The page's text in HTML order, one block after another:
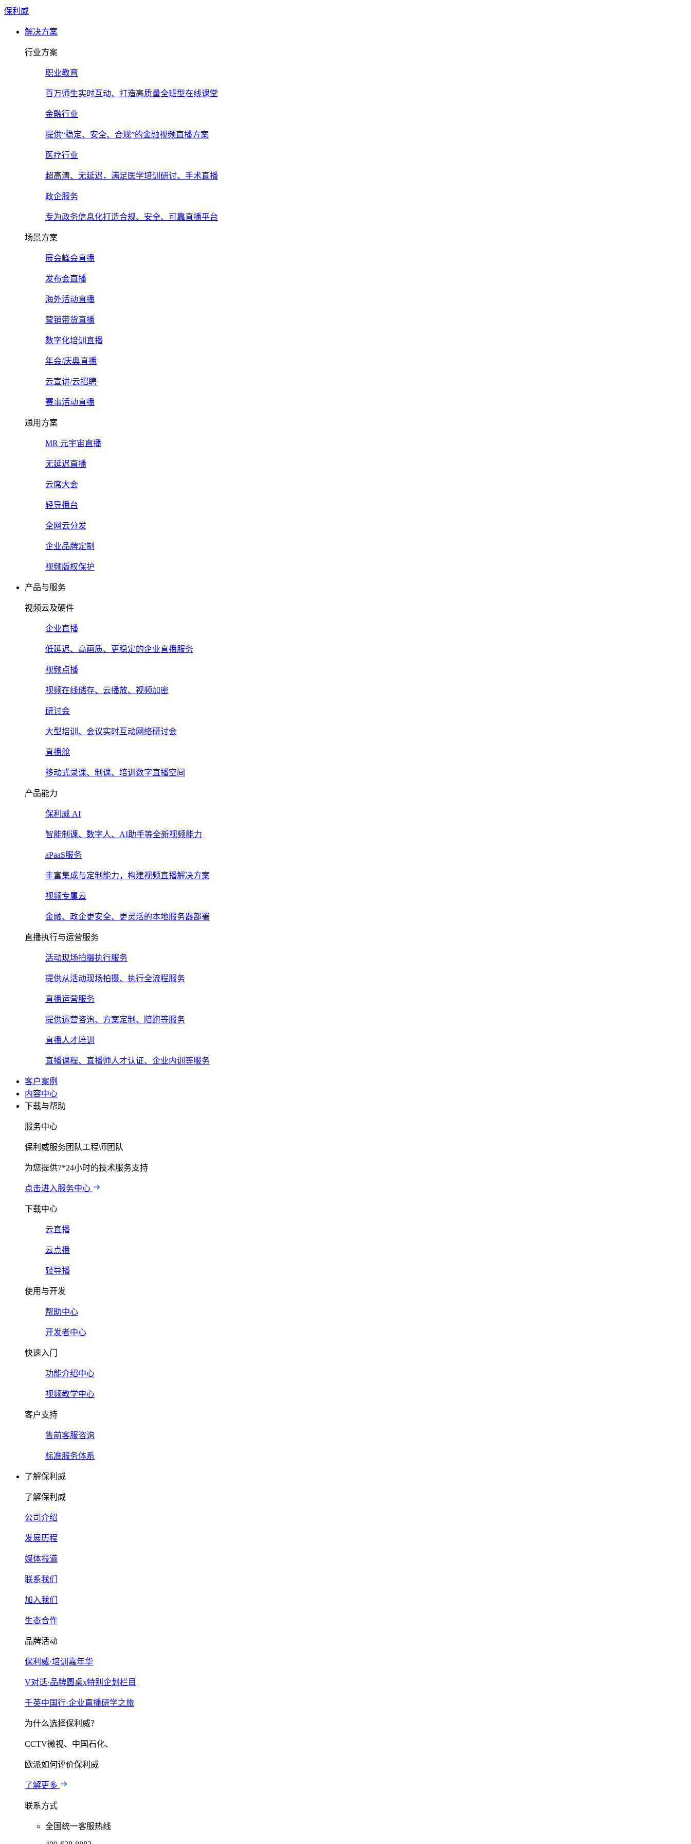
保利威
解决方案
行业方案
职业教育
百万师生实时互动、打造高质量全班型在线课堂
金融行业
提供“稳定、安全、合规”的金融视频直播方案
医疗行业
超高清、无延迟，满足医学培训研讨、手术直播
政企服务
专为政务信息化打造合规、安全、可靠直播平台
场景方案
展会峰会直播
发布会直播
海外活动直播
营销带货直播
数字化培训直播
年会/庆典直播
云宣讲/云招聘
赛事活动直播
通用方案
MR 元宇宙直播
无延迟直播
云席大会
轻导播台
全网云分发
企业品牌定制
视频版权保护
产品与服务
视频云及硬件
企业直播
低延迟、高画质、更稳定的企业直播服务
视频点播
视频在线储存、云播放、视频加密
研讨会
大型培训、会议实时互动网络研讨会
直播舱
移动式录课、制课、培训数字直播空间
产品能力
保利威 AI
智能制课、数字人、AI助手等全新视频能力
aPaaS服务
丰富集成与定制能力，构建视频直播解决方案
视频专属云
金融、政企更安全、更灵活的本地服务器部署
直播执行与运营服务
活动现场拍摄执行服务
提供从活动现场拍摄、执行全流程服务
直播运营服务
提供运营咨询、方案定制、陪跑等服务
直播人才培训
直播课程、直播师人才认证、企业内训等服务
客户案例
内容中心
下载与帮助
服务中心
保利威服务团队工程师团队
为您提供7*24小时的技术服务支持
点击进入服务中心
下载中心
云直播
云点播
轻导播
使用与开发
帮助中心
开发者中心
快速入门
功能介绍中心
视频教学中心
客户支持
售前客服咨询
标准服务体系
了解保利威
了解保利威
公司介绍
发展历程
媒体报道
联系我们
加入我们
生态合作
品牌活动
保利威·培训嘉年华
V对话·品牌圆桌x特别企划栏目
千英中国行·企业直播研学之旅
为什么选择保利威？
CCTV微视、中国石化、
欧派如何评价保利威
了解更多
联系方式
全国统一客服热线